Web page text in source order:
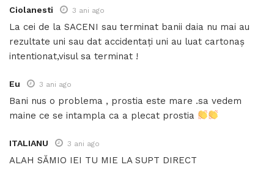
Ciolanesti 3 ani ago
La cei de la SACENI sau terminat banii daia nu mai au
rezultate uni sau dat accidentați uni au luat cartonaș
intentionat,visul sa terminat !
Eu 3 ani ago
Bani nus o problema , prostia este mare .sa vedem
maine ce se intampla ca a plecat prostia
ITALIANU 3 ani ago
ALAH SĂMIO IEI TU MIE LA SUPT DIRECT